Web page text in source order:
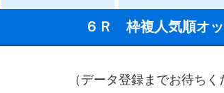
６Ｒ 枠複人気順
（データ登録までお待ちく